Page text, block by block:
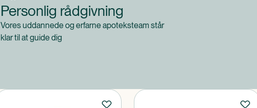
Personlig rådgivning
Vores uddannede og erfarne apoteksteam står
klar til at guide dig